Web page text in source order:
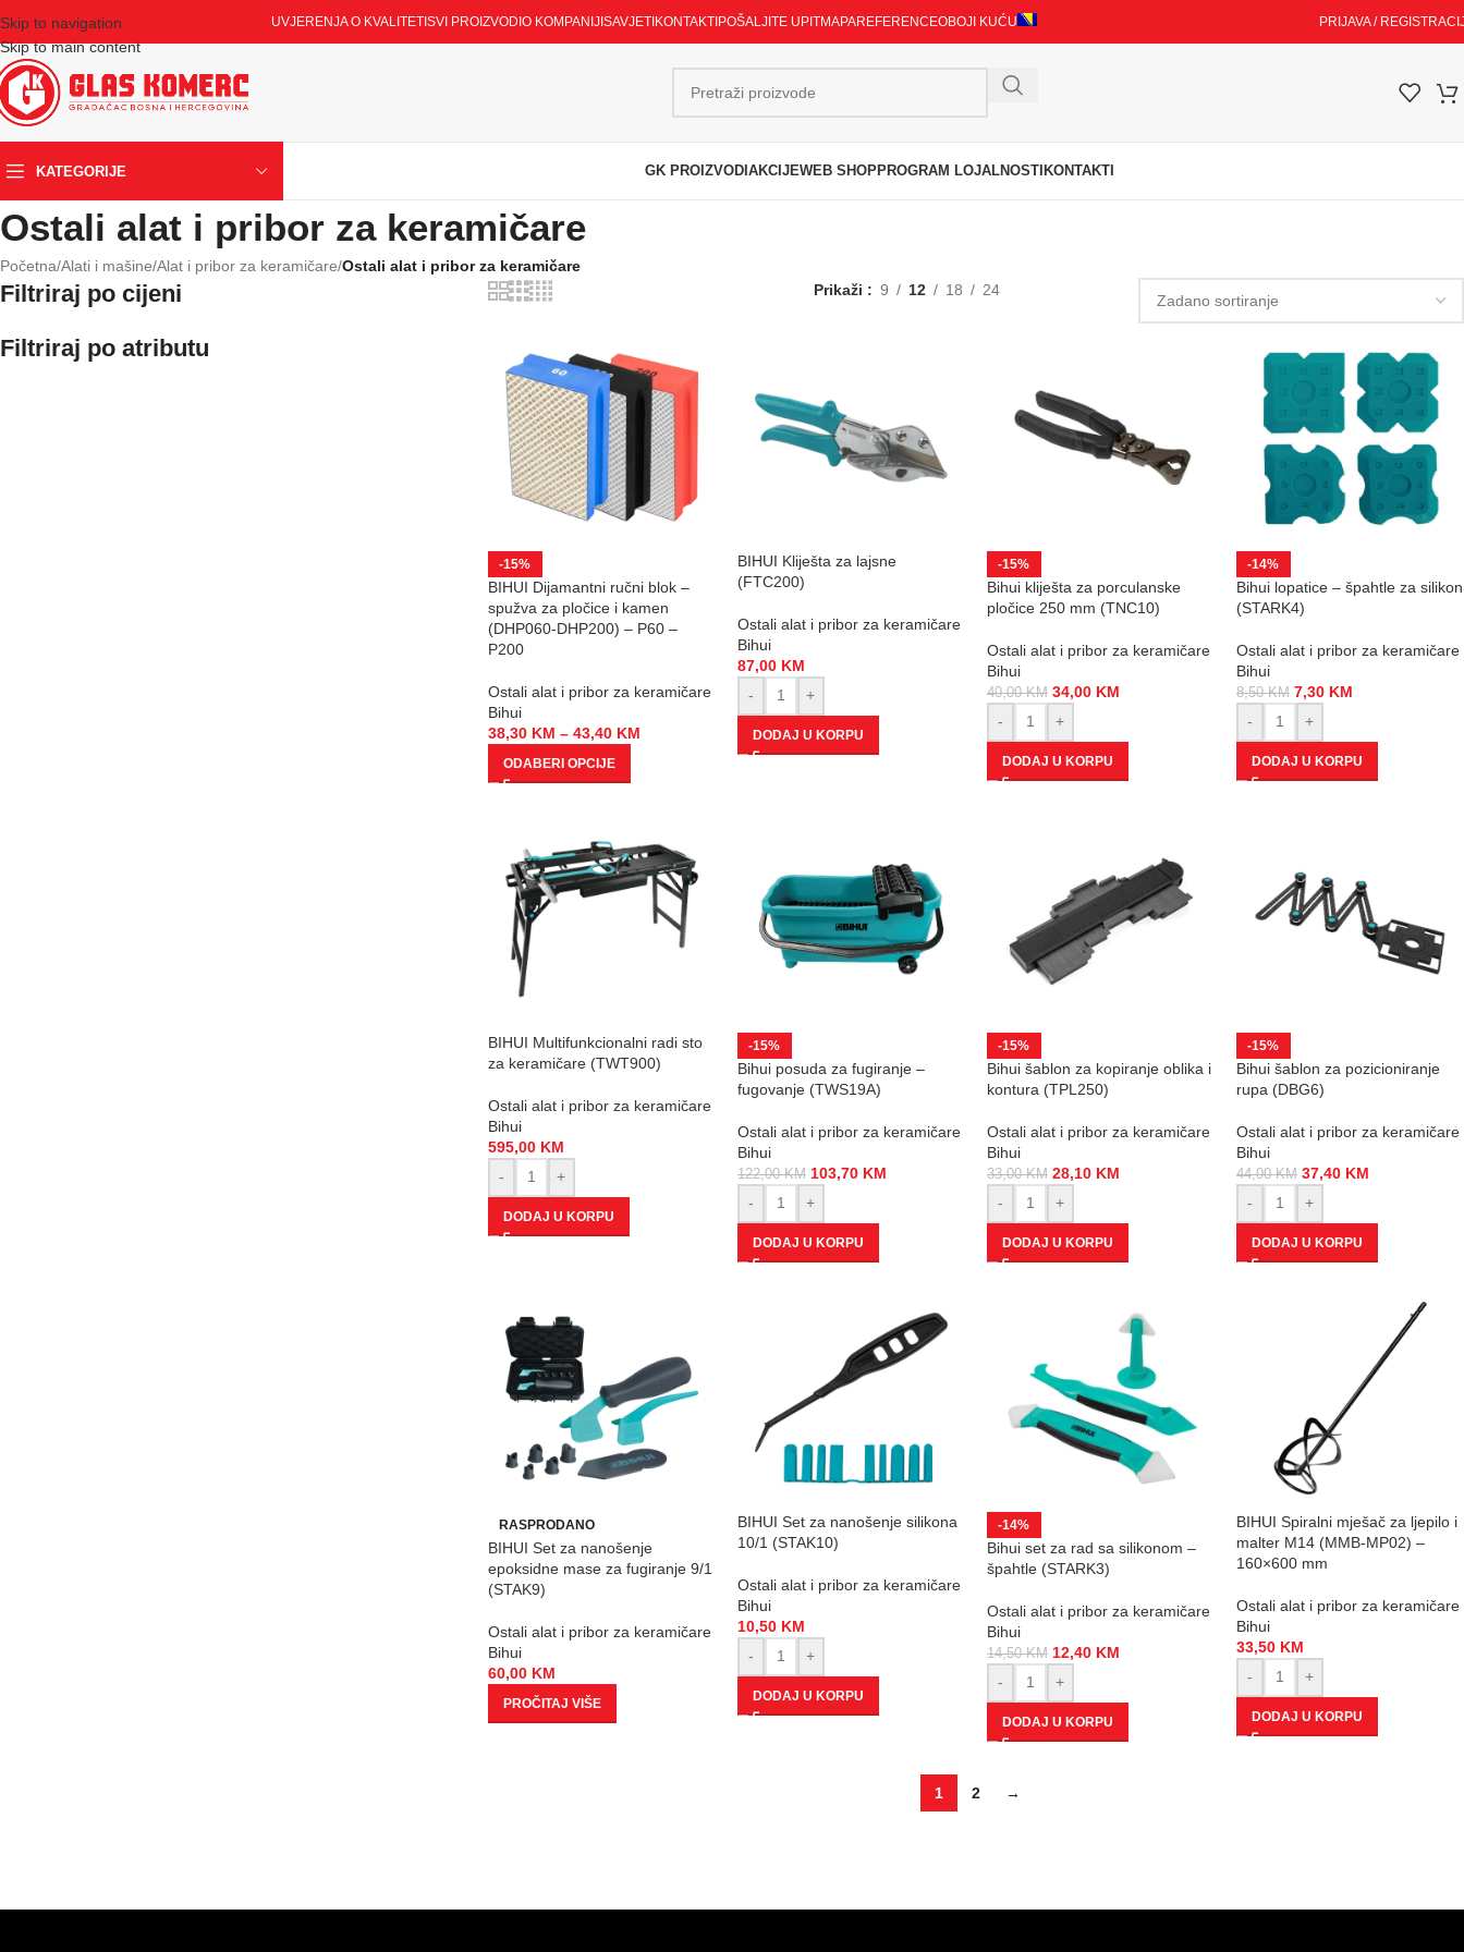
Skip to navigation
Skip to main content
UVJERENJA O KVALITETI SVI PROIZVODI O KOMPANIJI SAVJETI KONTAKTI POŠALJITE UPITMAPAREFERENCEOBOJI KUĆU PRIJAVA /
KATEGORIJE GK PROIZVODI AKCIJEWEB SHOPPROGRAM LOJALNOSTI KONTAKTI
Ostali alat i pribor za keramičare
Početna/Alati i mašine/Alat i pribor za keramičare/Ostali alat i pribor za keramičare
Filtriraj po cijeni
Filtriraj po atributu
Prikaži 9 12 18 24
-15%
BIHUI Dijamantni ručni blok –
spužva za pločice i kamen
(DHP060-DHP200) – P60 –
P200
Ostali alat i pribor za keramičare
Bihui
38,30 KM – 43,40 KM
ODABERI OPCIJE
BIHUI Kliješta za lajsne
(FTC200)
Ostali alat i pribor za keramičare
Bihui
87,00 KM
-
+
DODAJ U KORPU
-15%
Bihui kliješta za porculanske
pločice 250 mm (TNC10)
Ostali alat i pribor za keramičare
Bihui
40,00KM 34,00 KM
-
+
DODAJ U KORPU
-14%
Bihui lopatice – špahtle za silikon
(STARK4)
Ostali alat i pribor za keramičare
Bihui
8,50KM 7,30 KM
-
+
DODAJ U KORPU
BIHUI Multifunkcionalni radi sto
za keramičare (TWT900)
Ostali alat i pribor za keramičare
Bihui
595,00 KM
-
+
DODAJ U KORPU
-15%
Bihui posuda za fugiranje –
fugovanje (TWS19A)
Ostali alat i pribor za keramičare
Bihui
122,00KM 103,70 KM
-
+
DODAJ U KORPU
-15%
Bihui šablon za kopiranje oblika i
kontura (TPL250)
Ostali alat i pribor za keramičare
Bihui
33,00KM 28,10 KM
-
+
DODAJ U KORPU
-15%
Bihui šablon za pozicioniranje
rupa (DBG6)
Ostali alat i pribor za keramičare
Bihui
44,00KM 37,40 KM
-
+
DODAJ U KORPU
RASPRODANO
BIHUI Set za nanošenje
epoksidne mase za fugiranje 9/1
(STAK9)
Ostali alat i pribor za keramičare
Bihui
60,00 KM
PROČITAJ VIŠE
BIHUI Set za nanošenje silikona
10/1 (STAK10)
Ostali alat i pribor za keramičare
Bihui
10,50 KM
-
+
DODAJ U KORPU
-14%
Bihui set za rad sa silikonom –
špahtle (STARK3)
Ostali alat i pribor za keramičare
Bihui
14,50KM 12,40 KM
-
+
DODAJ U KORPU
BIHUI Spiralni mješač za ljepilo i
malter M14 (MMB-MP02) –
160×600 mm
Ostali alat i pribor za keramičare
Bihui
33,50 KM
-
+
DODAJ U KORPU
1 2 →